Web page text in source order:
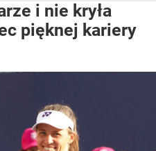
i nie kryła
pięknej kariery